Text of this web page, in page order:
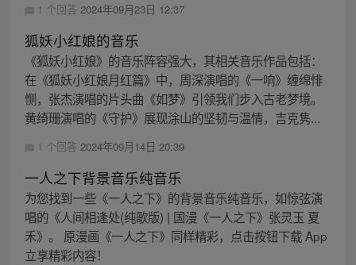
1 个回答 2024年09月23日 12:37
狐妖小红娘的音乐
《狐妖小红娘》的音乐阵容强大，其相关音乐作品包括：
在《狐妖小红娘月红篇》中，周深演唱的《一响》缠绵悱
恻，张杰演唱的片头曲《如梦》引领我们步入古老梦境。
黄绮珊演唱的《守护》展现涂山的坚韧与温情，吉克隽...
1 个回答 2024年09月14日 20:39
一人之下背景音乐纯音乐
为您找到一些《一人之下》的背景音乐纯音乐，如惊弦演
唱的《人间相逢处(纯歌版) | 国漫《一人之下》张灵玉 夏
禾》。 原漫画《一人之下》同样精彩，点击按钮下载 App
立享精彩内容！